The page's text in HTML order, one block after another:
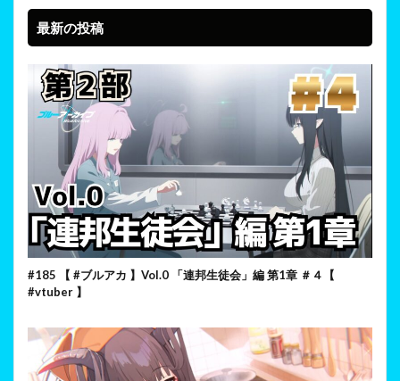
最新の投稿
#185 【 #ブルアカ 】Vol.0 「連邦生徒会」編 第1章 ＃４【
#vtuber 】